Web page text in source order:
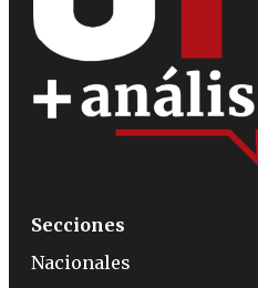
Secciones
Nacionales